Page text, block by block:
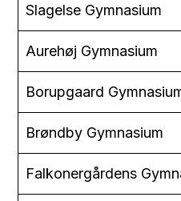
Slagelse Gymnasium
Aurehøj Gymnasium
Borupgaard
Brøndby Gymnasium
Falkonergårdens